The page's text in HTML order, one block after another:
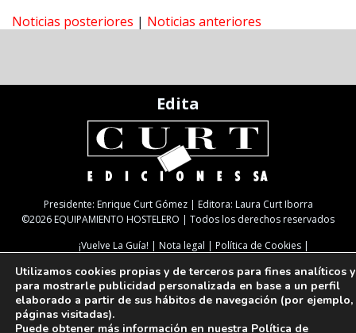
Noticias posteriores | Noticias anteriores
Edita
Presidente: Enrique Curt Gómez | Editora: Laura Curt Iborra
©2026 EQUIPAMIENTO HOSTELERO | Todos los derechos reservados
¡Vuelve La Guía!
Nota legal
Política de Cookies
Paseo de Gracia, 63. 1º 2ª. 08008 Barcelona |933 180 101| Fax 933 183 505
Select Language▼
Utilizamos cookies propias y de terceros para fines analíticos y
para mostrarle publicidad personalizada en base a un perfil
elaborado a partir de sus hábitos de navegación (por ejemplo,
páginas visitadas).
Puede obtener más información en nuestra Política de